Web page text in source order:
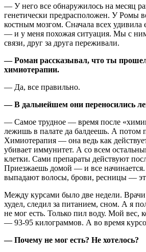
— У него все обнаружилось на месяц
генетически предрасположен. У Ромы
костным мозгом. Сначала всех удивила
— и у меня похожая ситуация. Мы с
связи, друг за друга переживали.
— Роман рассказывал, что ты
химиотерапии.
— Да, все правильно.
— В дальнейшем они переносились
— Самое трудное — время после
лежишь в палате да балдеешь. А потом
Химиотерапия — она ведь как
убивает иммунитет. А со всем
клетки. Сами препараты действуют
Приезжаешь домой — и все начинается.
выпадают волосы, брови, ресницы —
Между курсами было две недели.
худел, следил за питанием, сном. А я
не мог есть. Только пил воду. Мой вес,
— 93-95 килограммов. А во время
— Почему не мог есть? Не хотелось?